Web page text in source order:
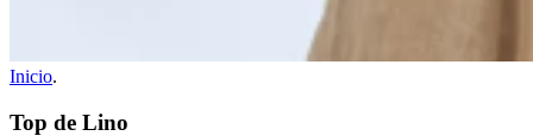
Inicio.
Top de Lino